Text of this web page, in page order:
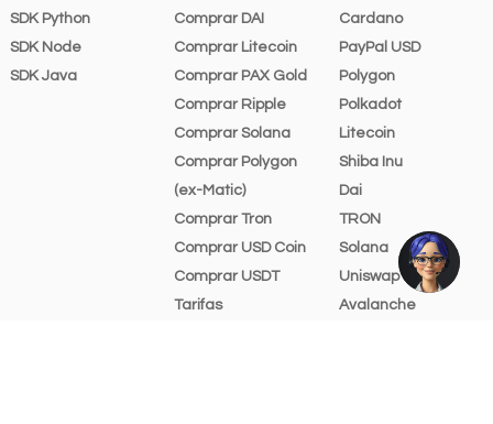
SDK Python
SDK Node
SDK Java
Comprar DAI
Comprar Litecoin
Comprar PAX Gold
Comprar Ripple
Comprar Solana
Comprar Polygon
(ex-Matic)
Comprar Tron
Comprar USD Coin
Comprar USDT
Tarifas
Cardano
PayPal USD
Polygon
Polkadot
Litecoin
Shiba Inu
Dai
TRON
Solana
Uniswap
Avalanche